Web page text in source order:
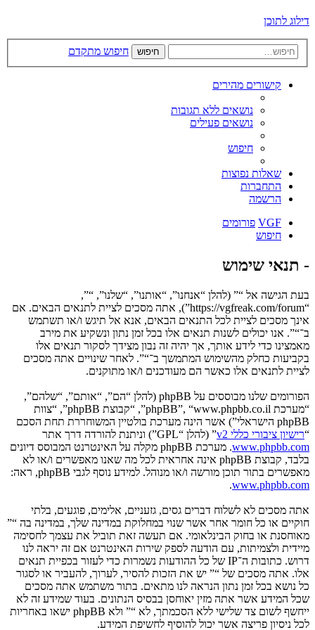
דילוג לתוכן
חיפוש חיפוש מתקדם
קישורים מהירים
נושאים ללא תגובות
נושאים פעילים
חיפוש
שאלות נפוצות
התחברות
הרשמה
VGF פורומים
חיפוש
- תנאי שימוש
בעת הגישה אל “” (להלן “אנחנו”, “אותנו”, “שלנו”, “”,
“https://vgfreak.com/forum”), אתה מסכים לציית לתנאים הבאים. אם
אינך מסכים לציית לכל התנאים הבאים, אנא אל תיגש ו/או תשתמש
ב־“”. אנו יכולים לשנות תנאים אלו בכל זמן נתון ונשקיע את מירב
מאמצינו כדי לידע אותך, אך יהיה זה נבון מצידך לסקור תנאים אלו
בקביעות כחלק מהשימוש המתמשך ב־“”. לאחר שינויים אתה מסכים
לציית לתנאים אלו כאשר הם מעודכנים ו/או מתוקנים.
הפורומים שלנו מבוססים על phpBB (להלן “הם”, “אותם”, “שלהם”,
“מערכת phpBB”, “www.phpbb.co.il”, “קבוצת phpBB”, “צוות
phpBB הישראלי”) אשר הינה מערכת בולטיין המשוחררת תחת הסכם
“רישיון ציבורי כללי v2
” (להלן “GPL”) וניתנת להורדה דרך אתר
www.phpbb.com
. מערכת phpBB מקלה על האינטרנט המבוסס דיונים
בלבד, קבוצת phpBB אינה אחראית לכל מה שאנו מאפשרים ו/או לא
מאפשרים בתור תוכן מורשה ו/או מנוהל. למידע נוסף לגבי phpBB, ראה:
www.phpbb.com
.
אתה מסכים לא לשלוח דברים גסים, גזעניים, אלימים, פוגעים, בלתי
חוקיים או כל חומר אחר אשר שנוי במחלוקת במדינה שלך, במדינה בה “”
מאוחסנת או בחוק הבינלאומי. אם תעשה זאת תוביל את עצמך לחסימה
מיידית ולצמיתות, עם הודעה לספק שירות האינטרנט אם זה יראה לנו
דרוש. כתובות ה־IP של כל ההודעות נשמרות כדי לעזור בכפיית תנאים
אלו. אתה מסכים של “” יש את הזכות להסיר, לערוך, להעביר או לסגור
כל נושא בכל זמן נתון הנראה לנו מתאים. בתור משתמש אתה מסכים
שכל המידע אשר אתה מזין יאוחסן בבסיס הנתונים. בעוד שמידע זה לא
ייחשף לשום צד שלישי ללא הסכמתך, לא “” ולא phpBB ישאו באחריות
לכל ניסיון פריצה אשר יכול להוסיף לחשיפת המידע.